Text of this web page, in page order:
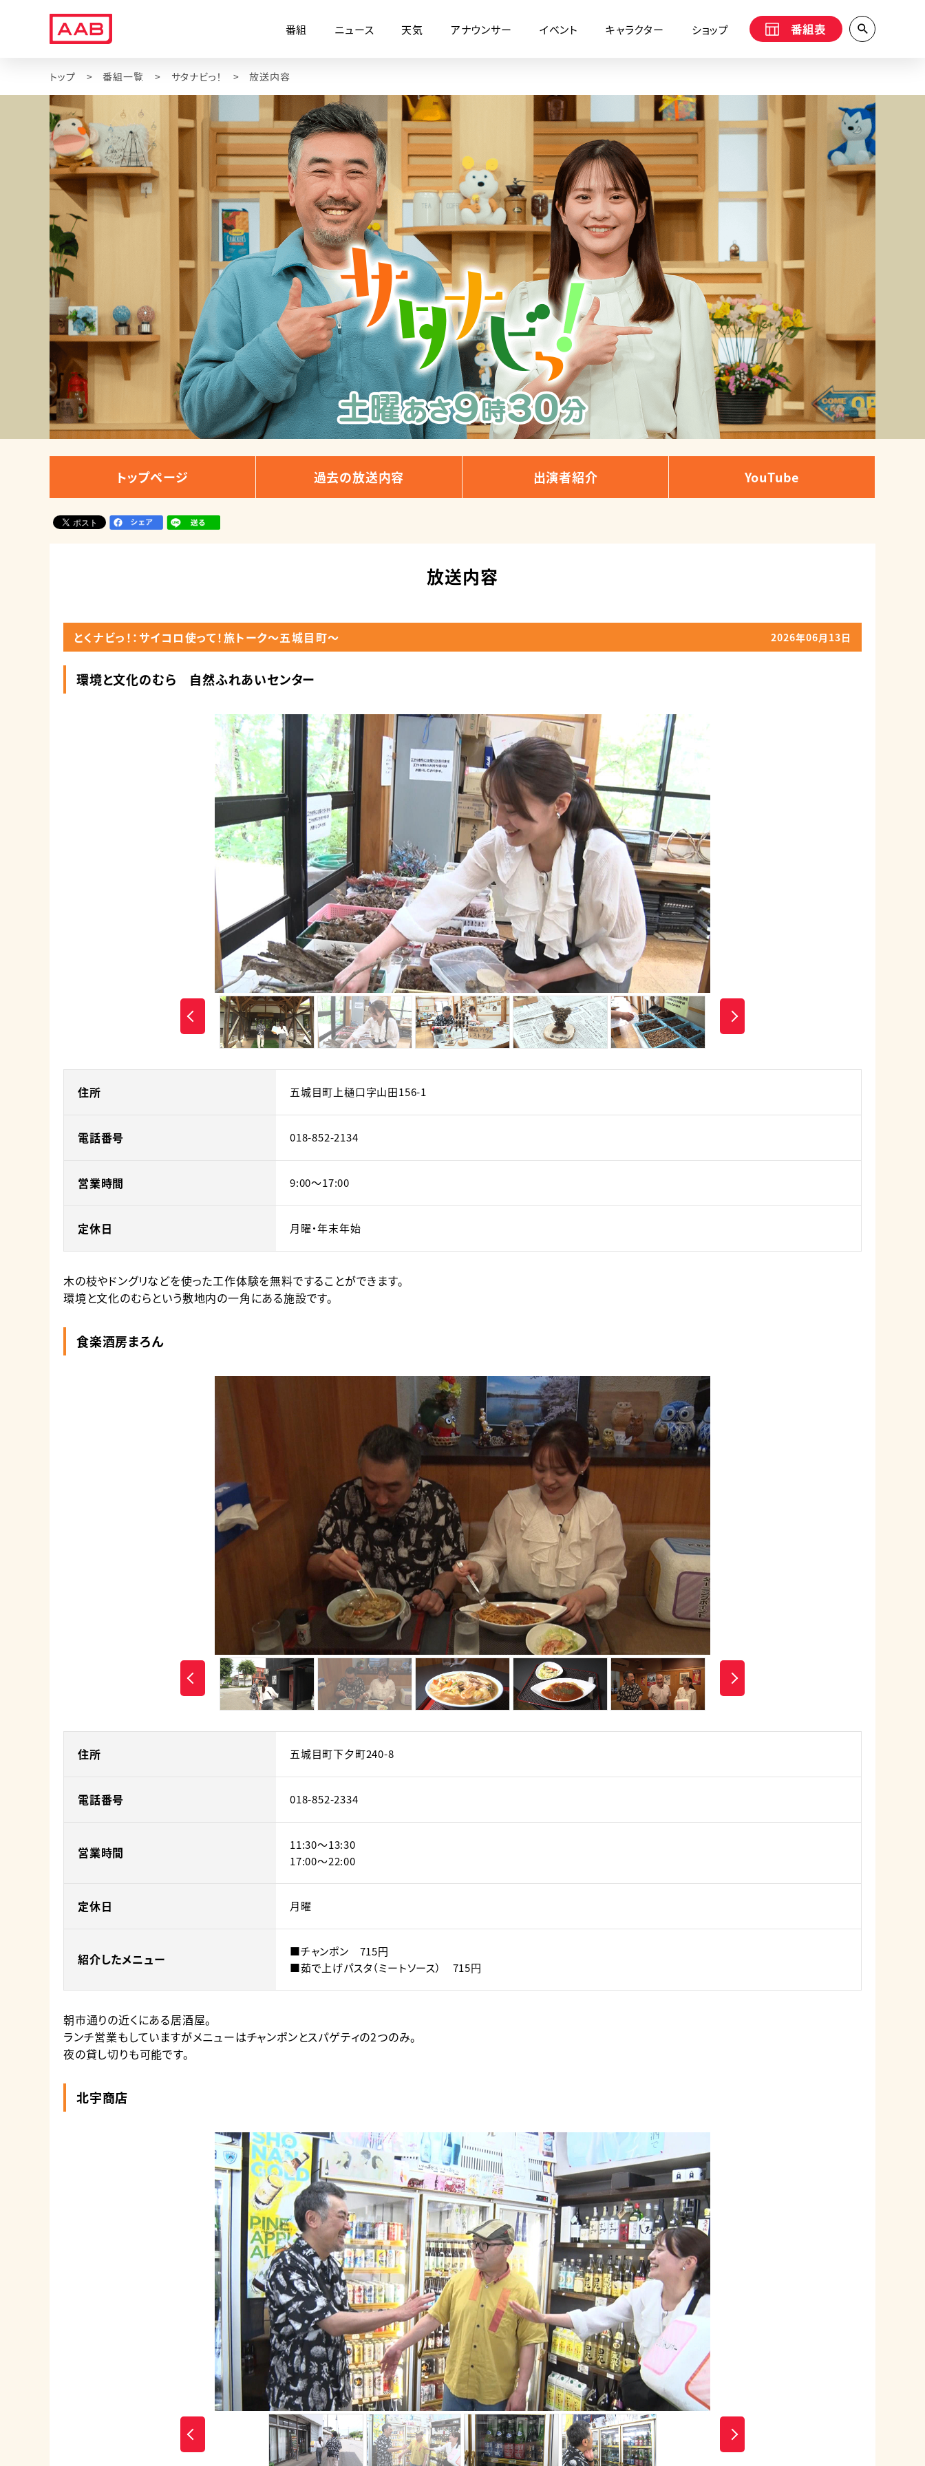
番組 ニュース 天気 アナウンサー イベント キャラクター ショップ 番組表
トップ 番組一覧 サタナビっ！ 放送内容
トップページ 過去の放送内容 出演者紹介 YouTube
放送内容
とくナビっ！：サイコロ使って！旅トーク～五城目町～ 2026年06月13日
環境と文化のむら 自然ふれあいセンター
住所 五城目町上樋口字山田156-1
電話番号 018-852-2134
営業時間 9:00～17:00
定休日 月曜・年末年始
木の枝やドングリなどを使った工作体験を無料ですることができます。
環境と文化のむらという敷地内の一角にある施設です。
食楽酒房まろん
住所 五城目町下夕町240-8
電話番号 018-852-2334
営業時間
11:30～13:30
17:00〜22:00
定休日 月曜
紹介したメニュー
■チャンポン 715円
■茹で上げパスタ（ミートソース） 715円
朝市通りの近くにある居酒屋。
ランチ営業もしていますがメニューはチャンポンとスパゲティの2つのみ。
夜の貸し切りも可能です。
北宇商店